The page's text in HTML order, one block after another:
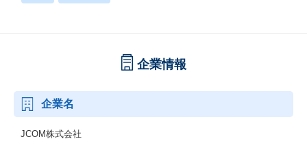
企業情報
企業名
JCOM株式会社